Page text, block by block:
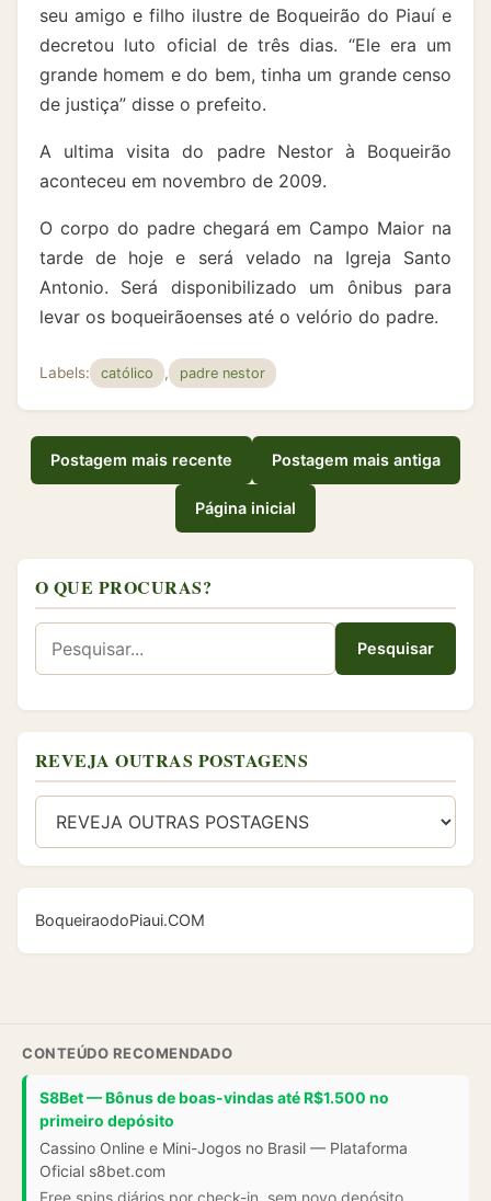
seu amigo e filho ilustre de Boqueirão do Piauí e
decretou luto oficial de três dias. “Ele era um
grande homem e do bem, tinha um grande censo
de justiça” disse o prefeito.
A ultima visita do padre Nestor à Boqueirão
aconteceu em novembro de 2009.
O corpo do padre chegará em Campo Maior na
tarde de hoje e será velado na Igreja Santo
Antonio. Será disponibilizado um ônibus para
levar os boqueirãoenses até o velório do padre.
Labels: católico , padre nestor
Postagem mais recente Postagem mais antiga
Página inicial
O QUE PROCURAS?
Pesquisar
REVEJA OUTRAS POSTAGENS
BoqueiraodoPiaui.COM
CONTEÚDO RECOMENDADO
S8Bet — Bônus de boas-vindas até R$1.500 no
primeiro depósito
Cassino Online e Mini-Jogos no Brasil — Plataforma
Oficial s8bet.com
Free spins diários por check-in, sem novo depósito